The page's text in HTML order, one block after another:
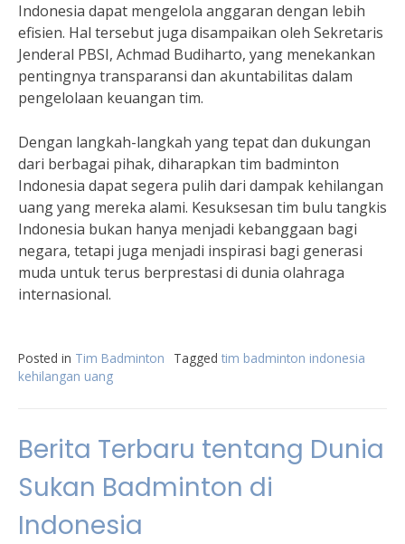
Indonesia dapat mengelola anggaran dengan lebih
efisien. Hal tersebut juga disampaikan oleh Sekretaris
Jenderal PBSI, Achmad Budiharto, yang menekankan
pentingnya transparansi dan akuntabilitas dalam
pengelolaan keuangan tim.
Dengan langkah-langkah yang tepat dan dukungan
dari berbagai pihak, diharapkan tim badminton
Indonesia dapat segera pulih dari dampak kehilangan
uang yang mereka alami. Kesuksesan tim bulu tangkis
Indonesia bukan hanya menjadi kebanggaan bagi
negara, tetapi juga menjadi inspirasi bagi generasi
muda untuk terus berprestasi di dunia olahraga
internasional.
Posted in Tim Badminton Tagged tim badminton indonesia
kehilangan uang
Berita Terbaru tentang Dunia
Sukan Badminton di
Indonesia